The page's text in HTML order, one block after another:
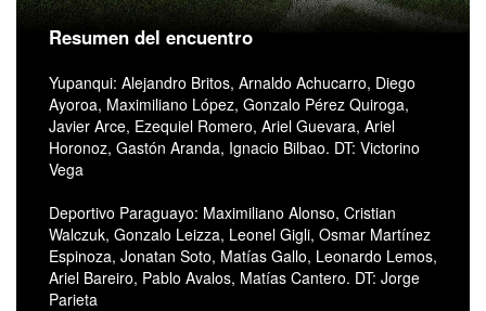
Resumen del encuentro
Yupanqui: Alejandro Britos, Arnaldo Achucarro, Diego
Ayoroa, Maximiliano López, Gonzalo Pérez Quiroga,
Javier Arce, Ezequiel Romero, Ariel Guevara, Ariel
Horonoz, Gastón Aranda, Ignacio Bilbao. DT: Victorino
Vega
Deportivo Paraguayo: Maximiliano Alonso, Cristian
Walczuk, Gonzalo Leizza, Leonel Gigli, Osmar Martínez
Espinoza, Jonatan Soto, Matías Gallo, Leonardo Lemos,
Ariel Bareiro, Pablo Avalos, Matías Cantero. DT: Jorge
Parieta